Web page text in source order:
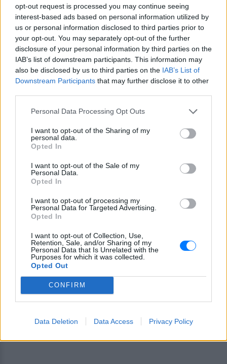
opt-out request is processed you may continue seeing
interest-based ads based on personal information utilized by
us or personal information disclosed to third parties prior to
your opt-out. You may separately opt-out of the further
disclosure of your personal information by third parties on the
IAB’s list of downstream participants. This information may
also be disclosed by us to third parties on the IAB’s List of
Downstream Participants that may further disclose it to other
Personal Data Processing Opt Outs
I want to opt-out of the Sharing of my
personal data.
Opted In
I want to opt-out of the Sale of my
Personal Data.
Opted In
I want to opt-out of processing my
Personal Data for Targeted Advertising.
Opted In
I want to opt-out of Collection, Use,
Retention, Sale, and/or Sharing of my
Personal Data that Is Unrelated with the
Purposes for which it was collected.
Opted Out
CONFIRM
Data Deletion Data Access Privacy Policy
Ακολουθήστε το E-Radio.gr στο
Google News
και μάθετε πρώτοι
Για ακόμη περισσότερα
ροή
ειδήσεων
Ακολουθήστε το E-Radio.gr και στο Instagram